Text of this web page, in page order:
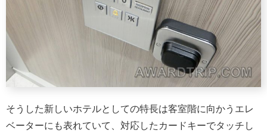
そうした新しいホテルとしての特長は客室階に向かうエレ
ベーターにも表れていて、対応したカードキーでタッチし